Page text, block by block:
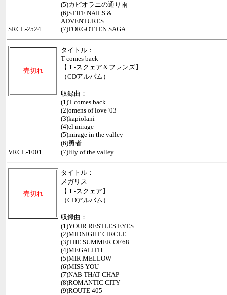
(5)カピオラニの通り雨
(6)STIFF NAILS &
ADVENTURES
(7)FORGOTTEN SAGA
SRCL-2524
売切れ
タイトル：
T comes back
【Ｔ-スクェア＆フレンズ】
（CDアルバム）
収録曲：
(1)T comes back
(2)omens of love '03
(3)kapiolani
(4)el mirage
(5)mirage in the valley
(6)勇者
(7)lily of the valley
VRCL-1001
売切れ
タイトル：
メガリス
【Ｔ-スクェア】
（CDアルバム）
収録曲：
(1)YOUR RESTLES EYES
(2)MIDNIGHT CIRCLE
(3)THE SUMMER OF'68
(4)MEGALITH
(5)MIR.MELLOW
(6)MISS YOU
(7)NAB THAT CHAP
(8)ROMANTIC CITY
(9)ROUTE 405